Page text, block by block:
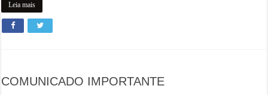
Leia mais
COMUNICADO IMPORTANTE